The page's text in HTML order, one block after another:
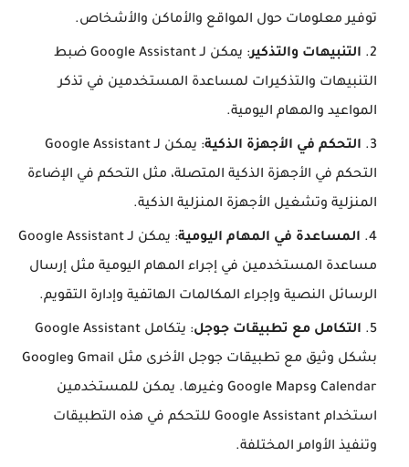
توفير معلومات حول المواقع والأماكن والأشخاص.
التنبيهات والتذكير
: يمكن لـ Google Assistant ضبط
التنبيهات والتذكيرات لمساعدة المستخدمين في تذكر
المواعيد والمهام اليومية.
التحكم في الأجهزة الذكية
: يمكن لـ Google Assistant
التحكم في الأجهزة الذكية المتصلة، مثل التحكم في الإضاءة
المنزلية وتشغيل الأجهزة المنزلية الذكية.
المساعدة في المهام اليومية
: يمكن لـ Google Assistant
مساعدة المستخدمين في إجراء المهام اليومية مثل إرسال
الرسائل النصية وإجراء المكالمات الهاتفية وإدارة التقويم.
التكامل مع تطبيقات جوجل
: يتكامل Google Assistant
بشكل وثيق مع تطبيقات جوجل الأخرى مثل Gmail وGoogle
Calendar وGoogle Maps وغيرها. يمكن للمستخدمين
استخدام Google Assistant للتحكم في هذه التطبيقات
وتنفيذ الأوامر المختلفة.